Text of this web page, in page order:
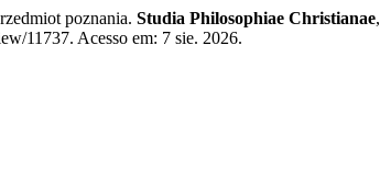
poznania. Studia Philosophiae Christianae,
11737. Acesso em: 7 sie. 2026.